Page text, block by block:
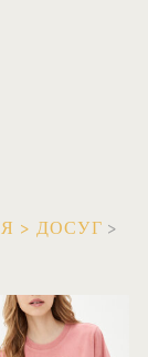
> ДОСУГ >